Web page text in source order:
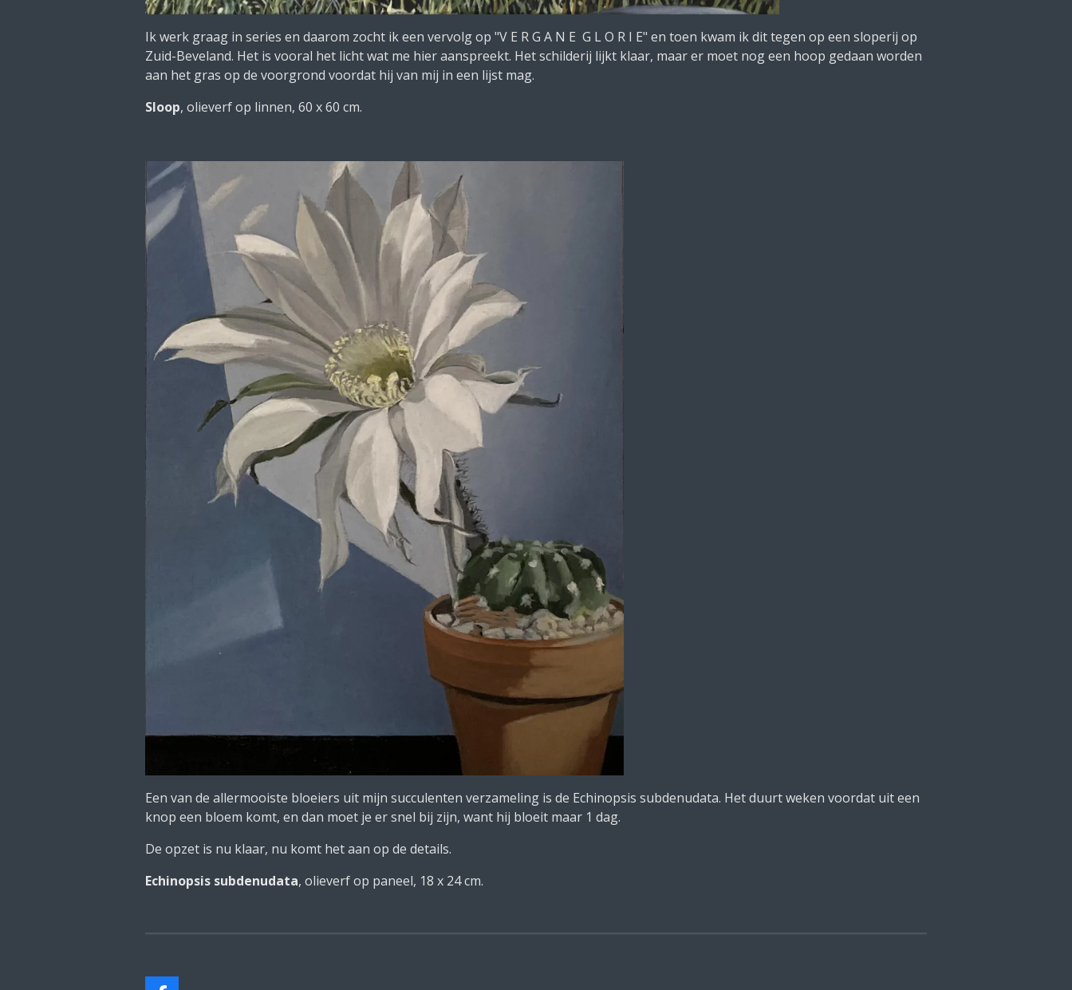
Ik werk graag in series en daarom zocht ik een vervolg op "V E R G A N E G L O R I E" en toen kwam ik dit tegen op een sloperij op
Zuid-Beveland. Het is vooral het licht wat me hier aanspreekt. Het schilderij lijkt klaar, maar er moet nog een hoop gedaan worden
aan het gras op de voorgrond voordat hij van mij in een lijst mag.
Sloop, olieverf op linnen, 60 x 60 cm.
Een van de allermooiste bloeiers uit mijn succulenten verzameling is de Echinopsis subdenudata. Het duurt weken voordat uit een
knop een bloem komt, en dan moet je er snel bij zijn, want hij bloeit maar 1 dag.
De opzet is nu klaar, nu komt het aan op de details.
Echinopsis subdenudata, olieverf op paneel, 18 x 24 cm.